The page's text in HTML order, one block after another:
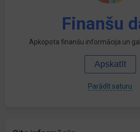
Finanšu
Apkopota finanšu informācija un
Apskatīt
Parādīt saturu